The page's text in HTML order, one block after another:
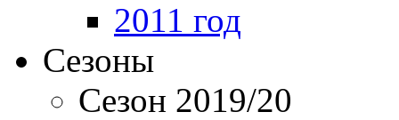
2011 год
Сезоны
Сезон 2019/20